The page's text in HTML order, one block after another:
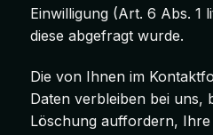
Einwilligung (Art. 6 Abs. 1
diese abgefragt wurde.
Die von Ihnen im
Daten verbleiben bei uns,
Löschung auffordern,